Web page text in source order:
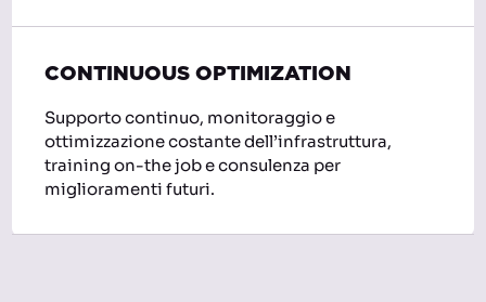
CONTINUOUS OPTIMIZATION
Supporto continuo, monitoraggio e
ottimizzazione costante dell’infrastruttura,
training on-the job e consulenza per
miglioramenti futuri.